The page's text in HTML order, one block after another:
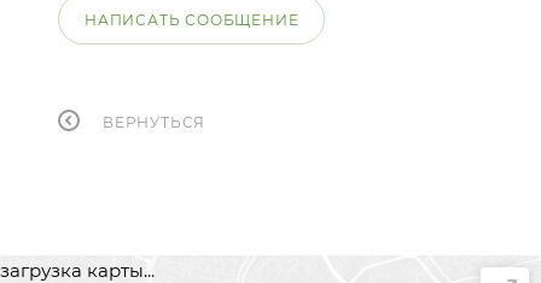
НАПИСАТЬ СООБЩЕНИЕ
ВЕРНУТЬСЯ
загрузка карты...